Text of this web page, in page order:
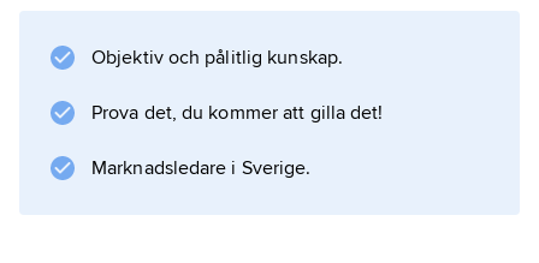
forngrekiska Linear B-skriften. Han var även
Swedenborgsamfundet och översatte arbeten
av Swedenborg till engelska.
Objektiv och pålitlig kunskap.
Prova det, du kommer att gilla det!
Marknadsledare i Sverige.